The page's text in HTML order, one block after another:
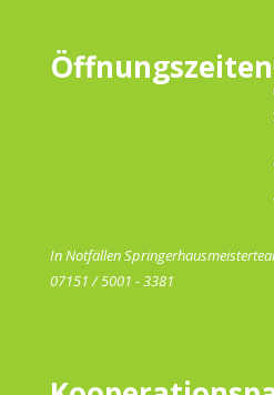
Öffnungszeiten
In Notfällen
07151 / 5001 - 3381